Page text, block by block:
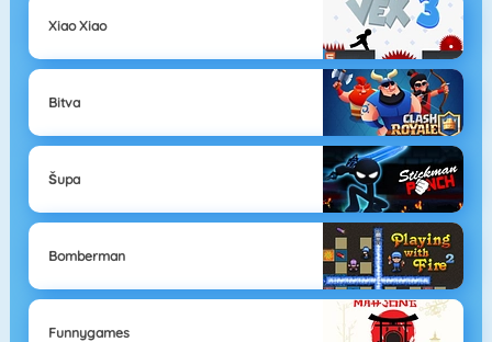
Xiao Xiao
Bitva
Šupa
Bomberman
Funnygames